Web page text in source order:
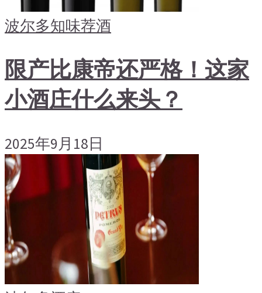
波尔多知味荐酒
限产比康帝还严格！这家
小酒庄什么来头？
2025年9月18日